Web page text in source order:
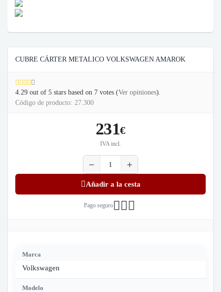
CUBRE CÁRTER METALICO VOLKSWAGEN AMAROK
4.29 out of 5 stars based on 7 votes (Ver opiniones).
Código de producto: 27.300
231€
IVA incl.
Añadir a la cesta
Pago seguro
Marca
Volkswagen
Modelo